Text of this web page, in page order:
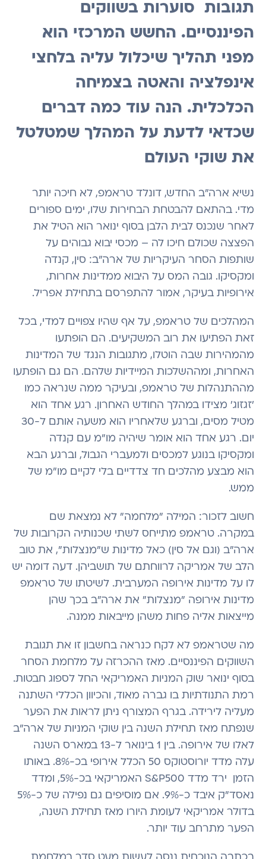
תגובות סוערות בשווקים
הפיננסיים. החשש המרכזי הוא
מפני תהליך שיכלול עליה בלחצי
אינפלציה והאטה בצמיחה
הכלכלית. הנה עוד כמה דברים
שכדאי לדעת על המהלך שמטלטל
את שוקי העולם
נשיא ארה"ב החדש, דונלד טראמפ, לא חיכה יותר
מדי. בהתאם להבטחת הבחירות שלו, ימים ספורים
לאחר שנכנס לבית הלבן בסוף ינואר הוא הטיל את
הפצצה שכולם חיכו לה – מכסי יבוא גבוהים על
שותפות הסחר העיקריות של ארה"ב: סין, קנדה
ומקסיקו. גובה המס על היבוא ממדינות אחרות,
אירופיות בעיקר, אמור להתפרסם בתחילת אפריל.
המהלכים של טראמפ, על אף שהיו צפויים למדי, בכל
זאת הפתיעו את רוב המשקיעים. הם הופתעו
מהמהירות שבה הוטלו, מתגובות הנגד של המדינות
האחרות, ומההשלכות המיידיות שלהם. הם גם הופתעו
מההתנהלות של טראמפ, ובעיקר ממה שנראה כמו
'זגזוג' מצידו במהלך החודש האחרון. רגע אחד הוא
מטיל מסים, וברגע שלאחריו הוא משעה אותם ל-30
יום. רגע אחד הוא אומר שיהיה מו"מ עם קנדה
ומקסיקו בנוגע למכסים ולמעברי הגבול, וברגע הבא
הוא מבצע מהלכים חד צדדיים בלי לקיים מו"מ של
ממש.
חשוב לזכור: המילה "מלחמה" לא נמצאת שם
במקרה. טראמפ מתייחס לשתי שכנותיה הקרובות של
ארה"ב (וגם אל סין) כאל מדינות ש"מנצלות", את טוב
הלב של אמריקה לרווחתם של תושביהן. דעה דומה יש
לו על מדינות אירופה המערבית. לשיטתו של טראמפ
מדינות אירופה "מנצלות" את ארה"ב בכך שהן
מייצאות אליה פחות משהן מייבאות ממנה.
מה שטראמפ לא לקח כנראה בחשבון זו את תגובת
השווקים הפיננסיים. מאז ההכרזה על מלחמת הסחר
בסוף ינואר שוק המניות האמריקאי החל לספוג חבטות.
רמת התנודתיות בו גברה מאוד, והכיוון הכללי השתנה
מעליה לירידה. בגרף המצורף ניתן לראות את הפער
שנפתח מאז תחילת השנה בין שוקי המניות של ארה"ב
לאלו של אירופה. בין 1 בינואר ל-13 במארס השנה
עלה מדד יורוסטוקס 50 הכלל אירופי בכ-8%. באותו
הזמן ירד מדד S&P500 האמריקאי בכ-5%, ומדד
נאסד"ק איבד כ-9%. אם מוסיפים גם נפילה של כ-5%
בדולר אמריקאי לעומת היורו מאז תחילת השנה,
הפער מתרחב עוד יותר.